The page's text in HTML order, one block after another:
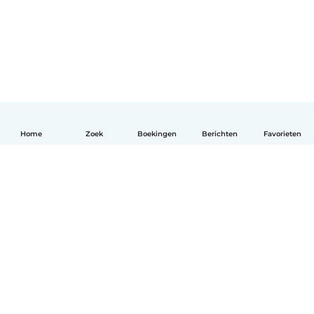
Home Zoek Boekingen Berichten Favorieten